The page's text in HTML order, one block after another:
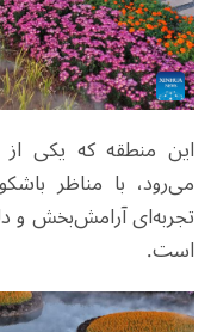
این منطقه که یکی
می‌رود، با مناظر
تجربه‌ای آرامش‌بخش و
است.